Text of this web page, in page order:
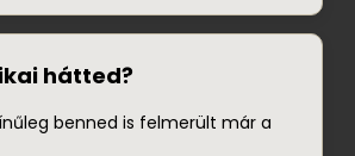
hátted?
benned is felmerült már a